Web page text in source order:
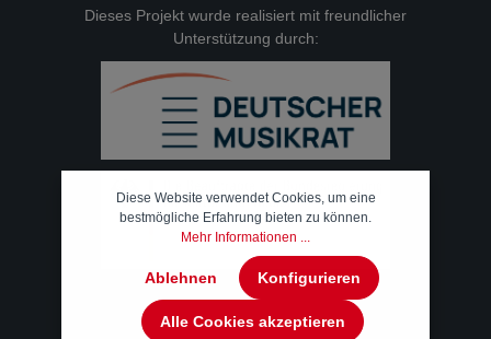
Dieses Projekt wurde realisiert mit freundlicher
Unterstützung durch:
Diese Website verwendet Cookies, um eine
bestmögliche Erfahrung bieten zu können.
Mehr Informationen ...
Ablehnen Konfigurieren
Alle Cookies akzeptieren